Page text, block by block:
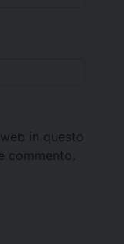
in questo
commento.